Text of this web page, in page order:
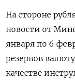
На стороне
новости от
января по 6
резервов
качестве